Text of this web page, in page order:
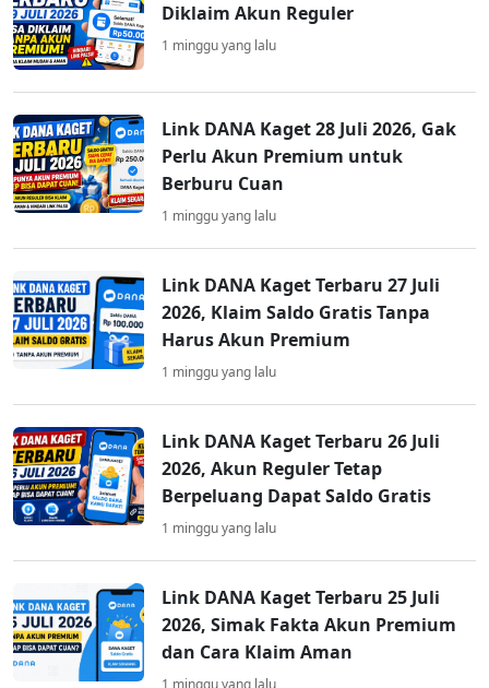
Diklaim Akun Reguler
1 minggu yang lalu
Link DANA Kaget 28 Juli 2026, Gak
Perlu Akun Premium untuk
Berburu Cuan
1 minggu yang lalu
Link DANA Kaget Terbaru 27 Juli
2026, Klaim Saldo Gratis Tanpa
Harus Akun Premium
1 minggu yang lalu
Link DANA Kaget Terbaru 26 Juli
2026, Akun Reguler Tetap
Berpeluang Dapat Saldo Gratis
1 minggu yang lalu
Link DANA Kaget Terbaru 25 Juli
2026, Simak Fakta Akun Premium
dan Cara Klaim Aman